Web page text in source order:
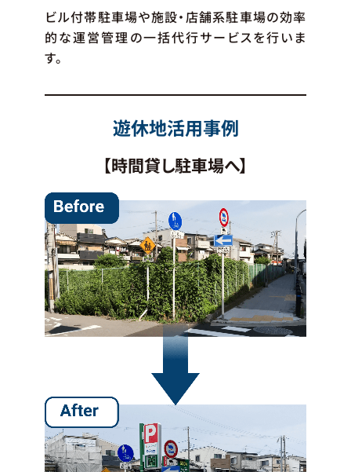
ビル付帯駐車場や施設・店舗系駐車場の効率
的な運営管理の一括代行サービスを行いま
す。
遊休地活用事例
【時間貸し駐車場へ】